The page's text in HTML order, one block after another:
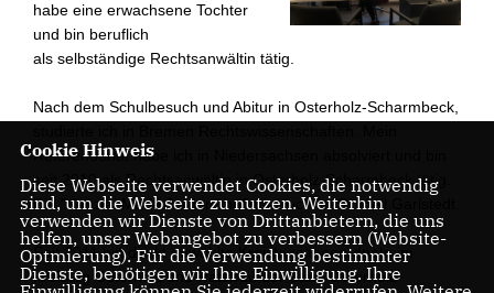
habe eine erwachsene Tochter
und bin beruflich
als selbständige Rechtsanwältin tätig.
Nach dem Schulbesuch und Abitur in Osterholz-Scharmbeck,
Referendariat habe ich in Niedersachsen absolviert und bin
seit 2010 als Rechtsanwältin in Osterholz-Scharmbeck tätig.
Die "Kanzlei Marie Jordan" befindet sich im Ortsteil Garlstedt.
Seit 2011 bin direkt gewählte Kreistagsabgeordnete im
Kreistag Osterholz und Ratsfrau der Stadt Osterholz-
Cookie Hinweis
Diese Webseite verwendet Cookies, die notwendig
sind, um die Webseite zu nutzen. Weiterhin
verwenden wir Dienste von Drittanbietern, die uns
helfen, unser Webangebot zu verbessern (Website-
Optmierung). Für die Verwendung bestimmter
Dienste, benötigen wir Ihre Einwilligung. Ihre